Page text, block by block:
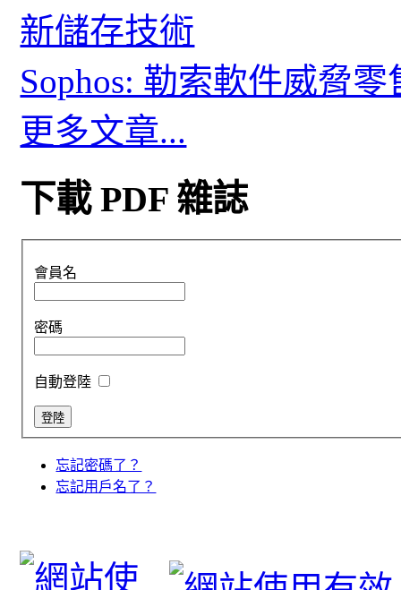
新儲存技術
Sophos: 勒索軟件威脅
更多文章...
下載 PDF 雜誌
會員名
密碼
自動登陸
忘記密碼了？
忘記用戶名了？